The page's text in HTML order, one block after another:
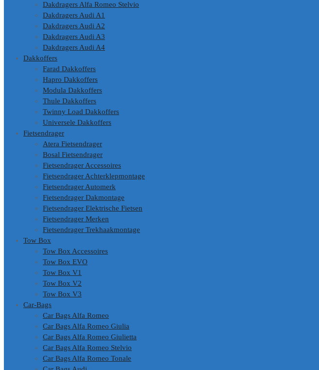
Dakdragers Alfa Romeo Stelvio
Dakdragers Audi A1
Dakdragers Audi A2
Dakdragers Audi A3
Dakdragers Audi A4
Dakkoffers
Farad Dakkoffers
Hapro Dakkoffers
Modula Dakkoffers
Thule Dakkoffers
Twinny Load Dakkoffers
Universele Dakkoffers
Fietsendrager
Atera Fietsendrager
Bosal Fietsendrager
Fietsendrager Accessoires
Fietsendrager Achterklepmontage
Fietsendrager Automerk
Fietsendrager Dakmontage
Fietsendrager Elektrische Fietsen
Fietsendrager Merken
Fietsendrager Trekhaakmontage
Tow Box
Tow Box Accessoires
Tow Box EVO
Tow Box V1
Tow Box V2
Tow Box V3
Car-Bags
Car Bags Alfa Romeo
Car Bags Alfa Romeo Giulia
Car Bags Alfa Romeo Giulietta
Car Bags Alfa Romeo Stelvio
Car Bags Alfa Romeo Tonale